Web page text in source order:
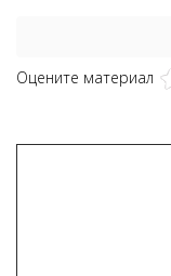
Оцените материал